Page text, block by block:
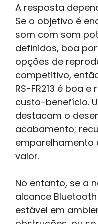
A resposta
Se o objetivo é
som com som
definidos, boa
opções de
competitivo,
RS-FR213 é boa
custo-benefício.
destacam o
acabamento;
emparelhamento
valor.
No entanto, se a
alcance
estável em